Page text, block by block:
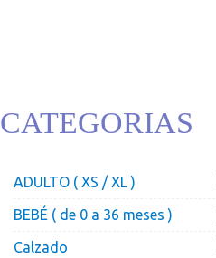
CATEGORIAS
ADULTO ( XS / XL )
BEBÉ ( de 0 a 36 meses )
Calzado